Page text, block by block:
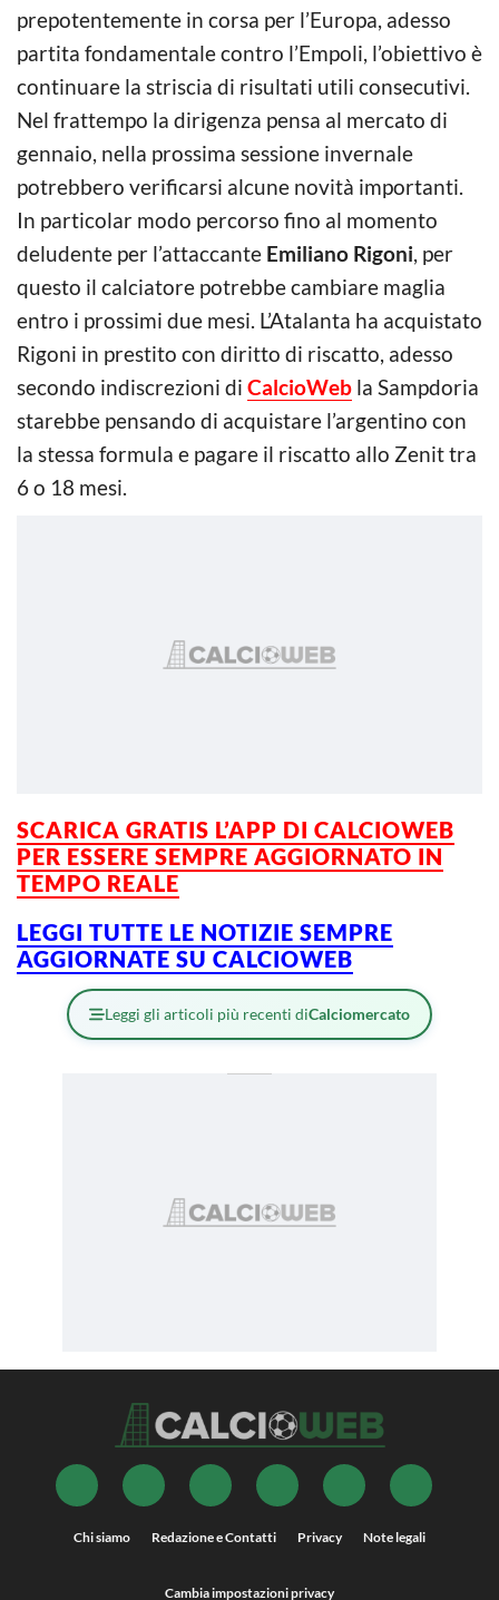
prepotentemente in corsa per l’Europa, adesso
partita fondamentale contro l’Empoli, l’obiettivo è
continuare la striscia di risultati utili consecutivi.
Nel frattempo la dirigenza pensa al mercato di
gennaio, nella prossima sessione invernale
potrebbero verificarsi alcune novità importanti.
In particolar modo percorso fino al momento
deludente per l’attaccante Emiliano Rigoni, per
questo il calciatore potrebbe cambiare maglia
entro i prossimi due mesi. L’Atalanta ha acquistato
Rigoni in prestito con diritto di riscatto, adesso
secondo indiscrezioni di CalcioWeb la Sampdoria
starebbe pensando di acquistare l’argentino con
la stessa formula e pagare il riscatto allo Zenit tra
6 o 18 mesi.
SCARICA GRATIS L’APP DI CALCIOWEB
PER ESSERE SEMPRE AGGIORNATO IN
TEMPO REALE
LEGGI TUTTE LE NOTIZIE SEMPRE
AGGIORNATE SU CALCIOWEB
Leggi gli articoli più recenti diCalciomercato
Chi siamo Redazione e Contatti Privacy Note legali
Cambia impostazioni privacy